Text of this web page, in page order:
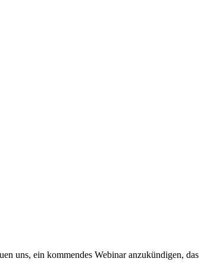
uns, ein kommendes Webinar anzukündigen, das